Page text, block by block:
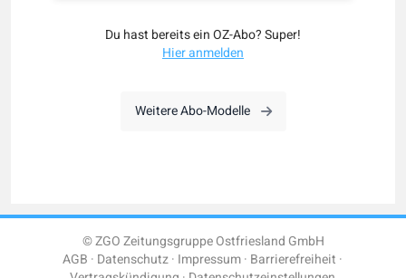
Du hast bereits ein OZ-Abo? Super!
Hier anmelden
Weitere Abo-Modelle
© ZGO Zeitungsgruppe Ostfriesland GmbH
AGB Datenschutz Impressum Barrierefreiheit